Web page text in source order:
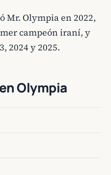
Mr. Olympia en 2022,
campeón iraní, y
2024 y 2025.
Olympia